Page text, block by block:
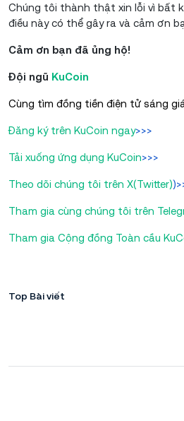
Chúng tôi thành thật xin lỗi vì bất
điều này có thể gây ra và cảm ơn
Cảm ơn bạn đã ủng hộ!
Đội ngũ KuCoin
Cùng tìm đồng tiền điện tử sáng
Đăng ký trên KuCoin ngay>>>
Tải xuống ứng dụng KuCoin>>>
Theo dõi chúng tôi trên X(Twitter)
Tham gia cùng chúng tôi trên
Tham gia Cộng đồng Toàn cầu
Top Bài viết